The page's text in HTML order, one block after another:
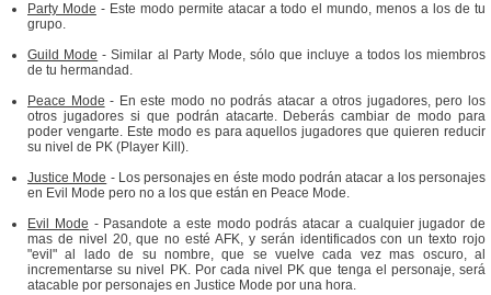
Party Mode - Este modo permite atacar a todo el mundo, menos a los de tu
grupo.
Guild Mode - Similar al Party Mode, sólo que incluye a todos los miembros
de tu hermandad.
Peace Mode - En este modo no podrás atacar a otros jugadores, pero los
otros jugadores si que podrán atacarte. Deberás cambiar de modo para
poder vengarte. Este modo es para aquellos jugadores que quieren reducir
su nivel de PK (Player Kill).
Justice Mode - Los personajes en éste modo podrán atacar a los personajes
en Evil Mode pero no a los que están en Peace Mode.
Evil Mode - Pasandote a este modo podrás atacar a cualquier jugador de
mas de nivel 20, que no esté AFK, y serán identificados con un texto rojo
"evil" al lado de su nombre, que se vuelve cada vez mas oscuro, al
incrementarse su nivel PK. Por cada nivel PK que tenga el personaje, será
atacable por personajes en Justice Mode por una hora.